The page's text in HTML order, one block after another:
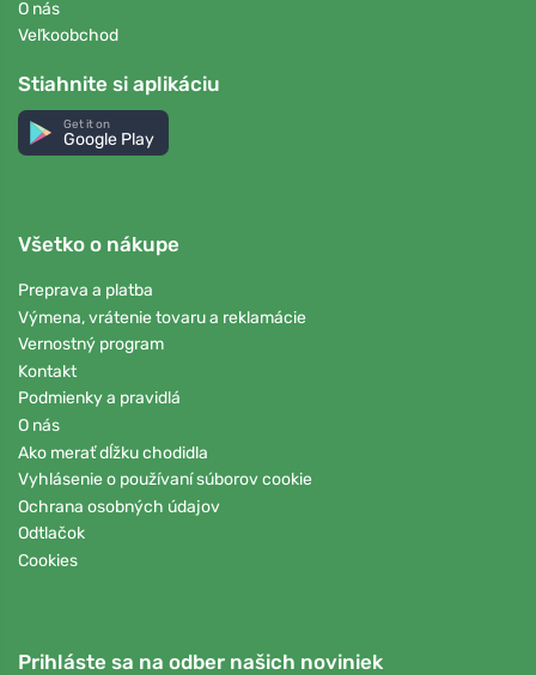
O nás
Veľkoobchod
Stiahnite si aplikáciu
Get it on
Google Play
Všetko o nákupe
Preprava a platba
Výmena, vrátenie tovaru a reklamácie
Vernostný program
Kontakt
Podmienky a pravidlá
O nás
Ako merať dĺžku chodidla
Vyhlásenie o používaní súborov cookie
Ochrana osobných údajov
Odtlačok
Cookies
Prihláste sa na odber našich noviniek